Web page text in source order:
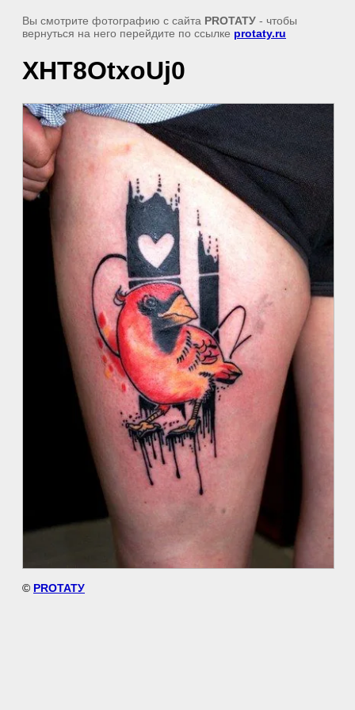
Вы смотрите фотографию с сайта PROТАТУ - чтобы
вернуться на него перейдите по ссылке protaty.ru
XHT8OtxoUj0
© PROТАТУ